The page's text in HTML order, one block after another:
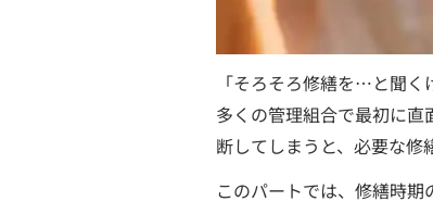
「そろそろ修繕を…と聞く
多くの管理組合で最初に
断してしまうと、必要な
このパートでは、修繕時